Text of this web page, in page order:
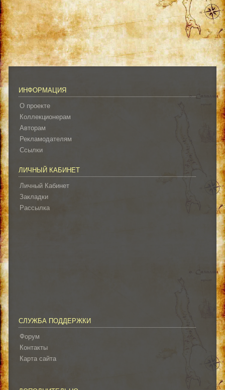
ИНФОРМАЦИЯ
О проекте
Коллекционерам
Авторам
Рекламодателям
Ссылки
ЛИЧНЫЙ КАБИНЕТ
Личный Кабинет
Закладки
Рассылка
СЛУЖБА ПОДДЕРЖКИ
Форум
Контакты
Карта сайта